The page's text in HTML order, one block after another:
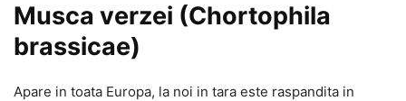
Musca verzei (Chortophila
brassicae)
Apare in toata Europa, la noi in tara este raspandita in